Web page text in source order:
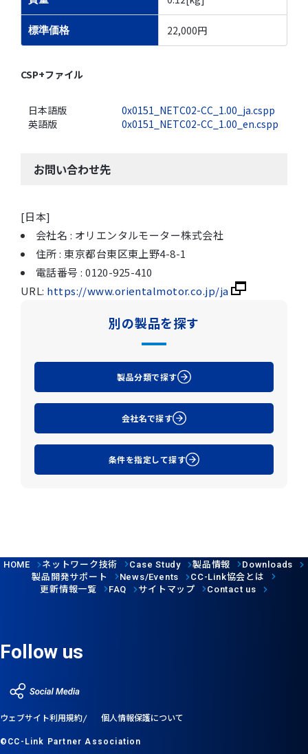
標準価格 22,000円
CSP+ファイル
日本語版
0x0151_NETC02-CC_1.00_ja.cspp
英語版
0x0151_NETC02-CC_1.00_en.cspp
お問い合わせ先
[日本]
会社名 : オリエンタルモーター株式会社
住所 : 東京都台東区東上野4-8-1
電話番号 : 0120-925-410
URL: https://www.orientalmotor.co.jp/ja
別の製品を探す
製品分類で探す
会社名で探す
条件を指定して探す
HOME ネットワーク技術 Case Study 製品情報 Downloads
製品開発サポート News/Events CC-Link協会とは
更新情報一覧
FAQ サイトマップ Contact us
Follow us
ウェブサイト利用規約 個人情報保護について
©CC-Link Partner Association